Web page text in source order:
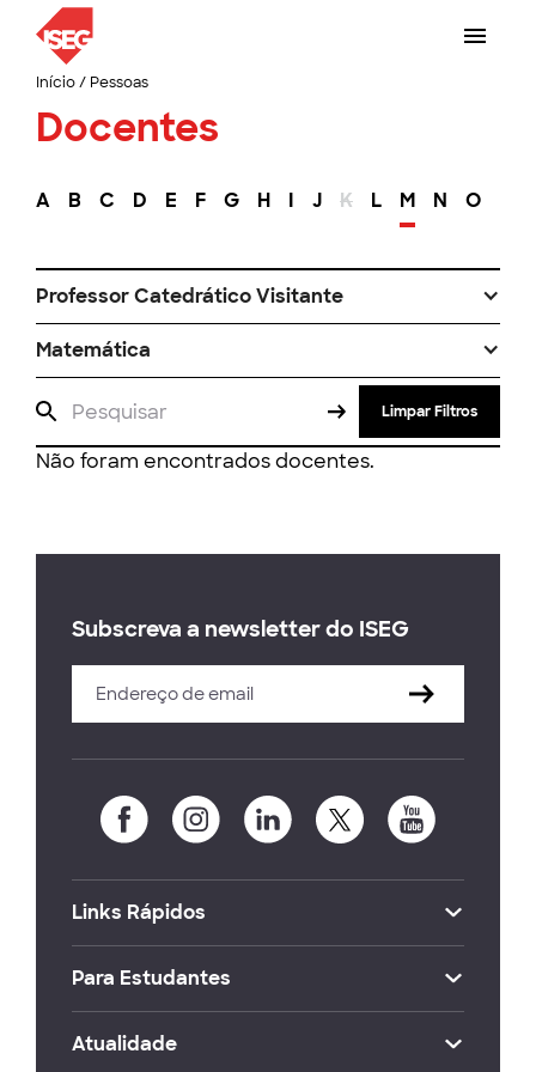
Início/ Pessoas
Docentes
A B C D E F G H I J K L M N O
Professor Catedrático Visitante
Matemática
Limpar Filtros
Não foram encontrados docentes.
Subscreva a newsletter do ISEG
Links Rápidos
Para Estudantes
Atualidade